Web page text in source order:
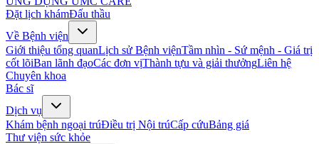
Đặt lịch khámĐấu thầu
Về Bệnh viện
Giới thiệu tổng quanLịch sử Bệnh việnTầm nhìn - Sứ mệnh - Giá trị
cốt lõiBan lãnh đạoCác đơn vịThành tựu và giải thưởngLiên hệ
Chuyên khoa
Bác sĩ
Dịch vụ
Khám bệnh ngoại trúĐiều trị Nội trúCấp cứuBảng giá
Thư viện sức khỏe